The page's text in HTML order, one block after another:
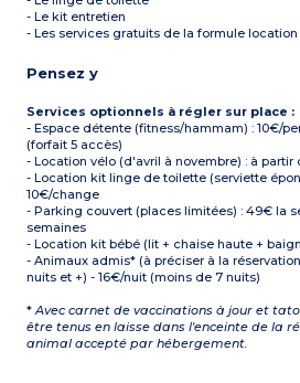
- Le kit entretien
- Les services gratuits de la formule location
Pensez y
Services optionnels à régler sur place :
- Espace détente (fitness/hammam) : 10€/
(forfait 5 accès)
- Location vélo (d'avril à novembre) : à partir
- Location kit linge de toilette (serviette
10€/change
- Parking couvert (places limitées) : 49€ la
semaines
- Location kit bébé (lit + chaise haute +
- Animaux admis* (à préciser à la
nuits et +) - 16€/nuit (moins de 7 nuits)
*Avec carnet de vaccinations à jour et
être tenus en laisse dans l'enceinte de la
animal accepté par hébergement.